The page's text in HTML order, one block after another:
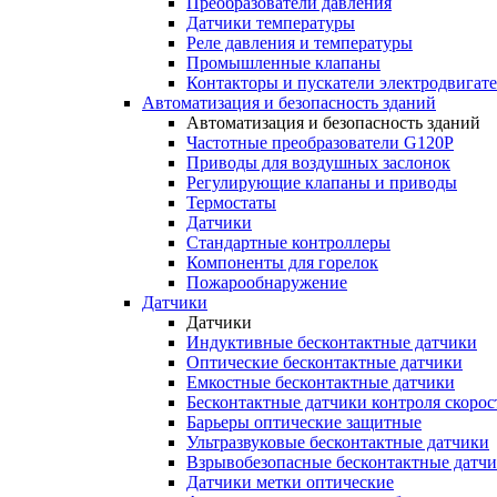
Датчики температуры
Реле давления и температуры
Промышленные клапаны
Контакторы и пускатели
Автоматизация и безопасность зданий
Автоматизация и безопасность зданий
Частотные преобразователи G120P
Приводы для воздушных заслонок
Регулирующие клапаны и приводы
Термостаты
Датчики
Стандартные контроллеры
Компоненты для горелок
Пожарообнаружение
Датчики
Датчики
Индуктивные бесконтактные датчики
Оптические бесконтактные датчики
Емкостные бесконтактные датчики
Бесконтактные датчики контроля
Барьеры оптические защитные
Ультразвуковые бесконтактные датчики
Взрывобезопасные бесконтактные
Датчики метки оптические